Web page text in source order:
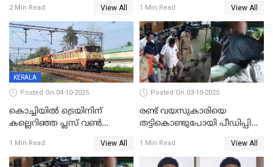
നടത്തിയത്
ഇരട്ടക്കൊലപാതകം
2 Min Read View All 1 Min Read View All
KERALA
Posted On 04-10-2025
കൊച്ചിയില്‍ ട്രെയിനിന്
കല്ലെറിഞ്ഞ പ്ലസ് വൺ
കല്ലേറിൽ അഗ്നിരക്ഷാസേന
ഉദ്യോഗസ്ഥന് പരിക്കേറ്റിരുന്നു
1 Min Read View All
Posted On 03-10-2025
രണ്ട് വയസുകാരിയെ
തട്ടികൊണ്ടുപോയി പീഡിപ്പിച്ച
തടവ്
1 Min Read View All